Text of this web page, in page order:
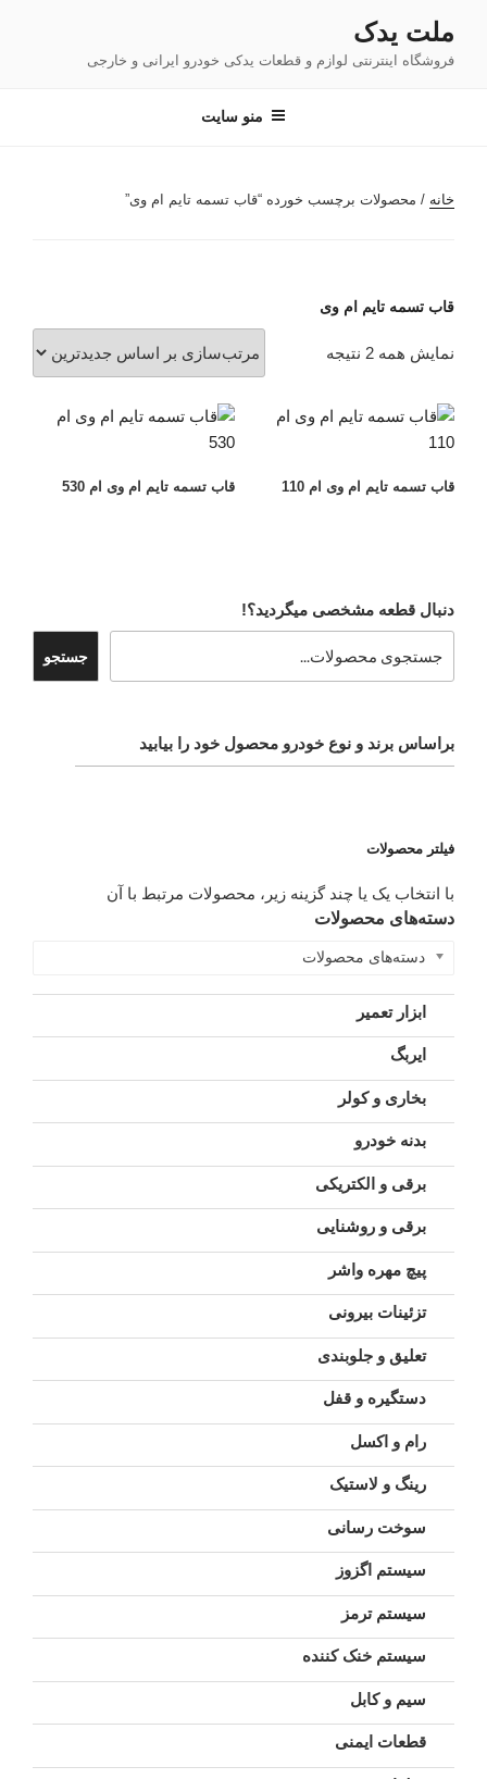
محتوا
ملت یدک
فروشگاه اینترنتی لوازم و قطعات یدکی خودرو ایرانی و خارجی
منو سایت
خانه / محصولات برچسب خورده “قاب تسمه تایم ام وی”
قاب تسمه تایم ام وی
نمایش همه 2 نتیجه
مرتب‌سازی
جدیدترین
قاب تسمه تایم ام وی ام 110 قاب تسمه تایم ام وی ام 530
دنبال قطعه مشخصی میگردید؟!
جستجو
براساس برند و نوع خودرو محصول خود را بیابید
فیلتر محصولات
با انتخاب یک یا چند گزینه زیر، محصولات مرتبط با آن
دسته‌های محصولات
دسته‌های محصولات
ابزار تعمیر
ایربگ
بخاری و کولر
بدنه خودرو
برقی و الکتریکی
برقی و روشنایی
پیچ مهره واشر
تزئینات بیرونی
تعلیق و جلوبندی
دستگیره و قفل
رام و اکسل
رینگ و لاستیک
سوخت رسانی
سیستم اگزوز
سیستم ترمز
سیستم خنک کننده
سیم و کابل
قطعات ایمنی